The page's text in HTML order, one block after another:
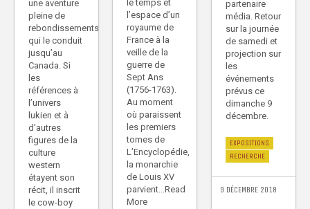
une aventure
pleine de
rebondissements
qui le conduit
jusqu’au
Canada. Si
les
références à
l’univers
lukien et à
d’autres
figures de la
culture
western
étayent son
récit, il inscrit
le cow-boy
le temps et
l’espace d’un
royaume de
France à la
veille de la
guerre de
Sept Ans
(1756-1763).
Au moment
où paraissent
les premiers
tomes de
L’Encyclopédie,
la monarchie
de Louis XV
parvient...Read
More
partenaire
média. Retour
sur la journée
de samedi et
projection sur
les
événements
prévus ce
dimanche 9
décembre.
EXPOSITIONS
RECHERCHE
9 DÉCEMBRE 2018